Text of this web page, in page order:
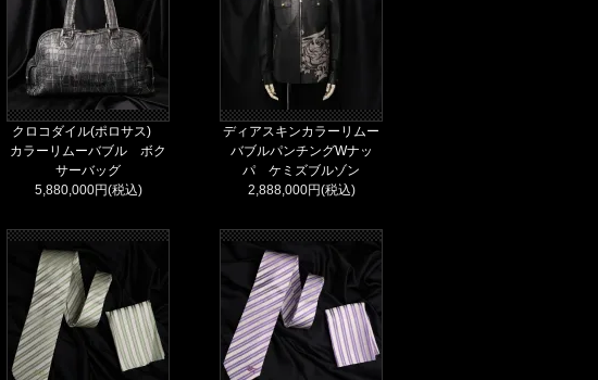
クロコダイル(ポロサス)
カラーリムーバブル ボク
サーバッグ
5,880,000円(税込)
ディアスキンカラーリムー
バブルパンチングWナッ
パ ケミズブルゾン
2,888,000円(税込)